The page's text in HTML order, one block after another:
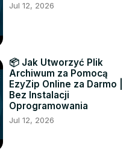
Jul 12, 2026
📦 Jak Utworzyć Plik
Archiwum za Pomocą
EzyZip Online za Darmo |
Bez Instalacji
Oprogramowania
Jul 12, 2026